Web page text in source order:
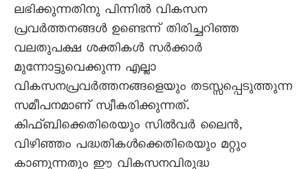
ലഭിക്കുന്നതിനു പിന്നില്‍ വികസന
പ്രവര്‍ത്തനങ്ങള്‍ ഉണ്ടെന്ന് തിരിച്ചറിഞ്ഞ
വലതുപക്ഷ ശക്തികള്‍ സര്‍ക്കാര്‍
മുന്നോട്ടുവെക്കുന്ന എല്ലാ
വികസനപ്രവര്‍ത്തനങ്ങളെയും തടസ്സപ്പെടുത്തുന്ന
സമീപനമാണ് സ്വീകരിക്കുന്നത്.
കിഫ്ബിക്കെതിരെയും സില്‍വര്‍ ലൈന്‍,
വിഴിഞ്ഞം പദ്ധതികള്‍ക്കെതിരെയും മറ്റും
കാണുന്നതും ഈ വികസനവിരുദ്ധ